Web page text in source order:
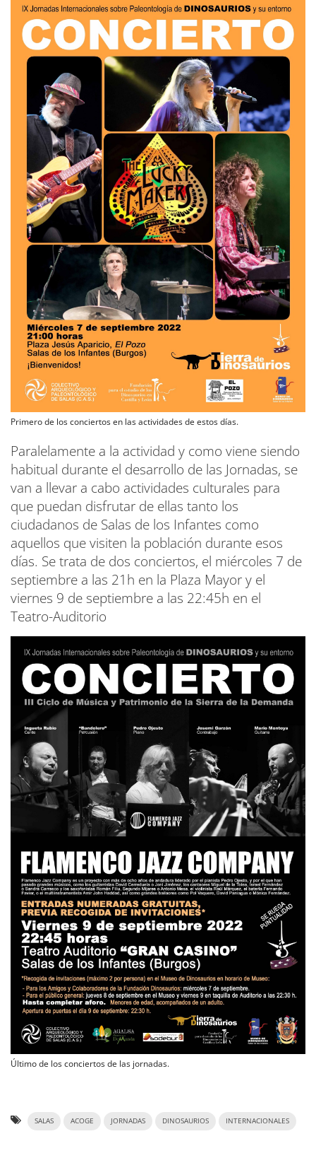
Primero de los conciertos en las actividades de estos días.
Paralelamente a la actividad y como viene siendo
habitual durante el desarrollo de las Jornadas, se
van a llevar a cabo actividades culturales para
que puedan disfrutar de ellas tanto los
ciudadanos de Salas de los Infantes como
aquellos que visiten la población durante esos
días. Se trata de dos conciertos, el miércoles 7 de
septiembre a las 21h en la Plaza Mayor y el
viernes 9 de septiembre a las 22:45h en el
Teatro-Auditorio
Último de los conciertos de las jornadas.
SALAS ACOGE JORNADAS DINOSAURIOS INTERNACIONALES